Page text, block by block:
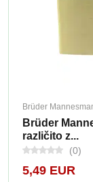
Brüder
Brüder
različito z...
(0)
5,49 EUR